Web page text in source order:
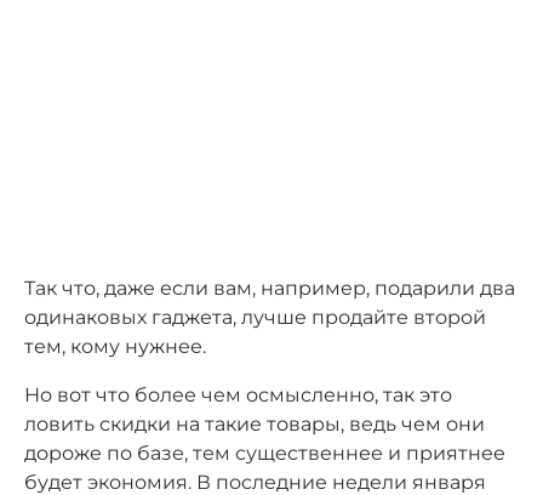
Так что, даже если вам, например, подарили два
одинаковых гаджета, лучше продайте второй
тем, кому нужнее.
Но вот что более чем осмысленно, так это
ловить скидки на такие товары, ведь чем они
дороже по базе, тем существеннее и приятнее
будет экономия. В последние недели января